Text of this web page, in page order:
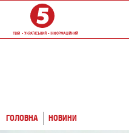
ГОЛОВНА НОВИНИ